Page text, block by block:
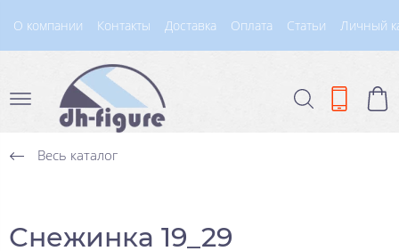
О компании Контакты Доставка Оплата Статьи Личный
Весь каталог
Снежинка 19_29